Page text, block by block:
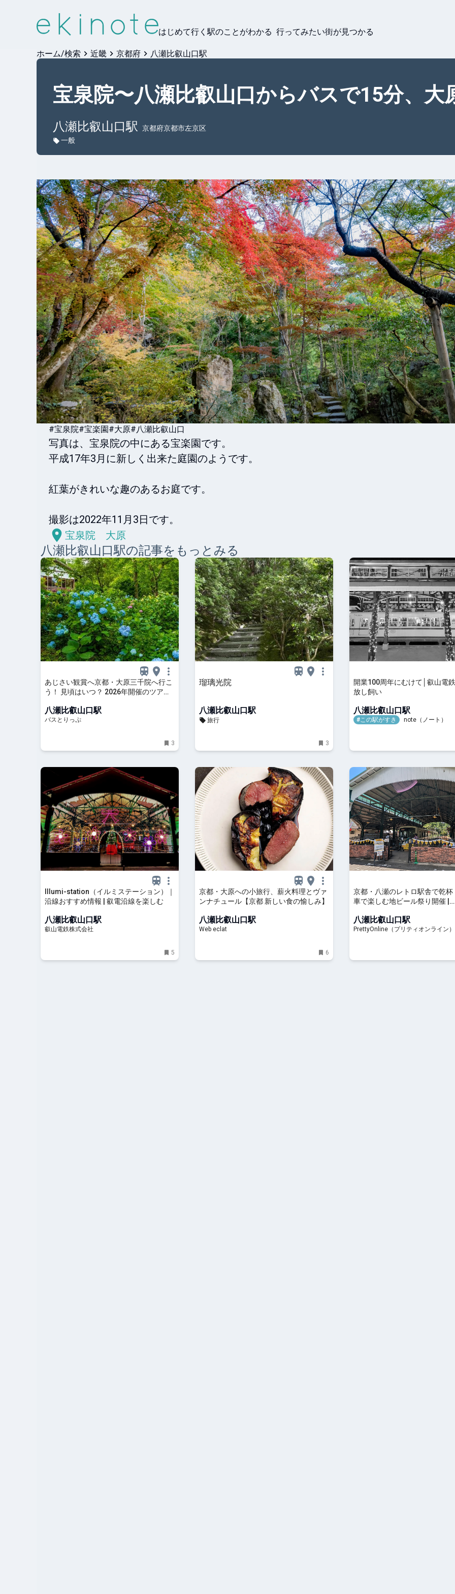
はじめて行く駅のことがわかる 行ってみたい街が見つかる
ホーム/検索 近畿 京都府 八瀬比叡山口駅
宝泉院〜八瀬比叡山口からバスで15分、大
八瀬比叡山口駅
京都府京都市左京区
一般
#宝泉院#宝楽園#大原#八瀬比叡山口
写真は、宝泉院の中にある宝楽園です。
平成17年3月に新しく出来た庭園のようです。
紅葉がきれいな趣のあるお庭です。
撮影は2022年11月3日です。
宝泉院 大原
八瀬比叡山口駅の記事をもっとみる
あじさい観賞へ京都・大原三千院へ行こ
う！ 見頃はいつ？ 2026年開催のツアー
八瀬比叡山口駅
バスとりっぷ
3
瑠璃光院
八瀬比叡山口駅
旅行
3
開業100周年にむけて│叡山電
放し飼い
八瀬比叡山口駅
#この駅がすき note（ノート）
Illumi-station（イルミステーション）｜
沿線おすすめ情報 | 叡電沿線を楽しむ
八瀬比叡山口駅
叡山電鉄株式会社
5
京都・大原への小旅行、薪火料理とヴァ
ンナチュール【京都 新しい食の愉しみ】
八瀬比叡山口駅
Web eclat
6
京都・八瀬のレトロ駅舎で乾杯
車で楽しむ地ビール祭り開催 |
八瀬比叡山口駅
PrettyOnline（プリティオンライン）